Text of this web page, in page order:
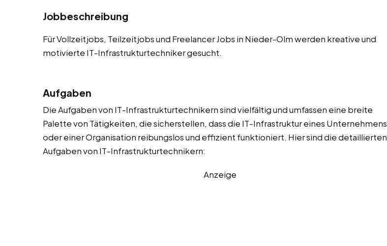
Jobbeschreibung
Für Vollzeitjobs, Teilzeitjobs und Freelancer Jobs in Nieder-Olm werden kreative und
motivierte IT-Infrastrukturtechniker gesucht.
Aufgaben
Die Aufgaben von IT-Infrastrukturtechnikern sind vielfältig und umfassen eine breite
Palette von Tätigkeiten, die sicherstellen, dass die IT-Infrastruktur eines Unternehmens
oder einer Organisation reibungslos und effizient funktioniert. Hier sind die detaillierten
Aufgaben von IT-Infrastrukturtechnikern:
Anzeige